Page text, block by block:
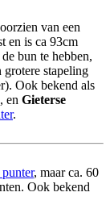
van een
en is ca 93cm
bun te hebben,
stapeling
Ook bekend als
, en Gieterse
.
, maar ca. 60
Ook bekend